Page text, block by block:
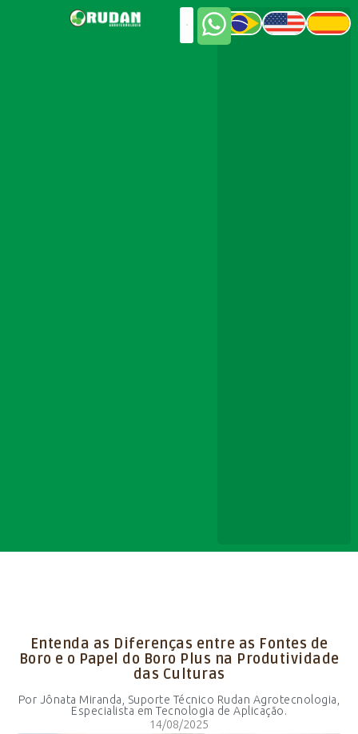
Entenda as Diferenças entre as Fontes de
Boro e o Papel do Boro Plus na Produtividade
das Culturas
Por Jônata Miranda, Suporte Técnico Rudan Agrotecnologia,
Especialista em Tecnologia de Aplicação.
14/08/2025